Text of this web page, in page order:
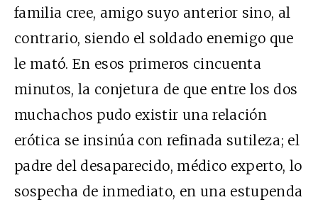
familia cree, amigo suyo anterior sino, al
contrario, siendo el soldado enemigo que
le mató. En esos primeros cincuenta
minutos, la conjetura de que entre los dos
muchachos pudo existir una relación
erótica se insinúa con refinada sutileza; el
padre del desaparecido, médico experto, lo
sospecha de inmediato, en una estupenda